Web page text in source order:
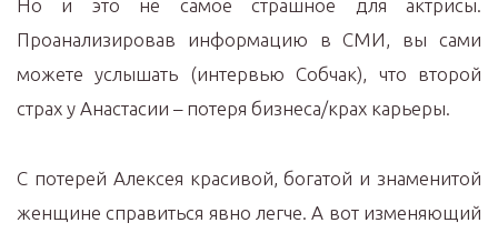
Но и это не самое страшное для актрисы.
Проанализировав информацию в СМИ, вы сами
можете услышать (интервью Собчак), что второй
страх у Анастасии – потеря бизнеса/крах карьеры.
С потерей Алексея красивой, богатой и знаменитой
женщине справиться явно легче. А вот изменяющий